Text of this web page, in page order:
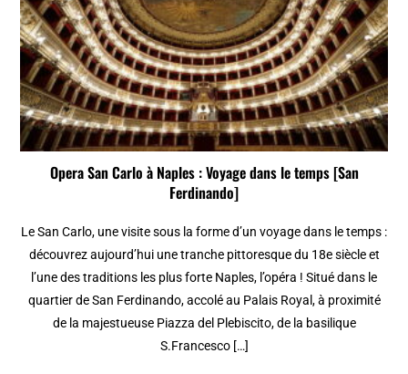
Opera San Carlo à Naples : Voyage dans le temps [San
Ferdinando]
Le San Carlo, une visite sous la forme d’un voyage dans le temps :
découvrez aujourd’hui une tranche pittoresque du 18e siècle et
l’une des traditions les plus forte Naples, l’opéra ! Situé dans le
quartier de San Ferdinando, accolé au Palais Royal, à proximité
de la majestueuse Piazza del Plebiscito, de la basilique
S.Francesco […]